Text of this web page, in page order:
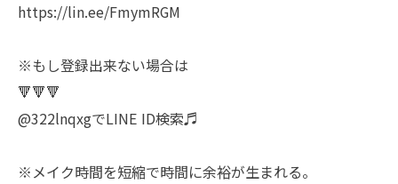
https://lin.ee/FmymRGM
※もし登録出来ない場合は
🔻🔻🔻
@322lnqxgでLINE ID検索♬
※メイク時間を短縮で時間に余裕が生まれる。